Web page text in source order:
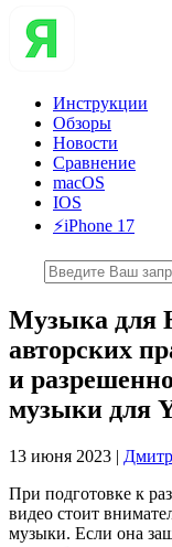
Инструкции
Обзоры
Новости
Сравнение
macOS
IOS
⚡️iPhone 17
Музыка для
авторских
и
музыки для
13 июня 2023 |
При подготовке к
видео стоит
музыки. Если она